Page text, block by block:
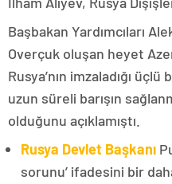
Başbakan Yardımcıları
Overçuk oluşan heyet
Rusya’nın imzaladığı
uzun süreli barışın
olduğunu açıklamıştı.
Rusya Devlet Başkanı
sorunu’ ifadesini bir